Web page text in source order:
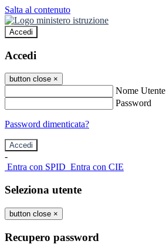
Salta al contenuto
Accedi
Accedi
button close ×
Nome Utente
Password
Password dimenticata?
-
Entra con SPID Entra con CIE
Seleziona utente
button close ×
Recupero password